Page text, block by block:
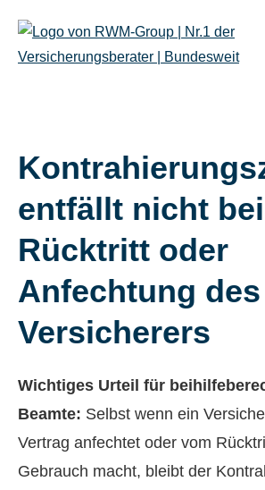
entfällt nicht bei
Rücktritt oder
Anfechtung des
Versicherers
Wichtiges Urteil für
Beamte: Selbst wenn ein
Vertrag anfechtet oder vom
Gebrauch macht, bleibt der